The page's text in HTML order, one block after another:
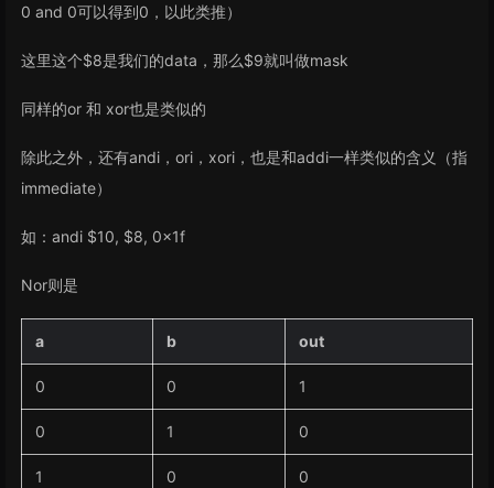
0 and 0可以得到0，以此类推）
这里这个$8是我们的data，那么$9就叫做mask
同样的or 和 xor也是类似的
除此之外，还有andi，ori，xori，也是和addi一样类似的含义（指
immediate）
如：andi $10, $8, 0x1f
Nor则是
a b out
0 0 1
0 1 0
1 0 0